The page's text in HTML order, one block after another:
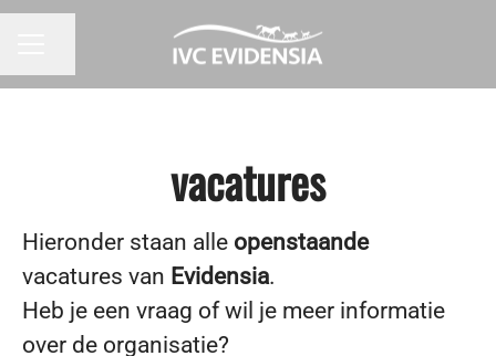
vacatures
Hieronder staan alle openstaande
vacatures van Evidensia.
Heb je een vraag of wil je meer informatie
over de organisatie?